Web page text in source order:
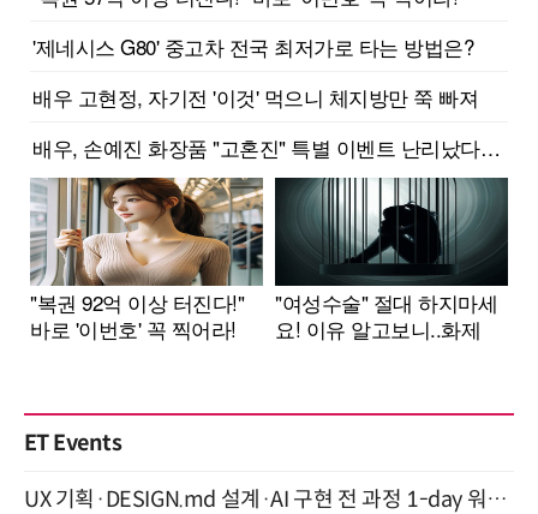
ET Events
UX 기획·DESIGN.md 설계·AI 구현 전 과정 1-day 워크숍 with Claude Code·Codex 9월 15일 개최